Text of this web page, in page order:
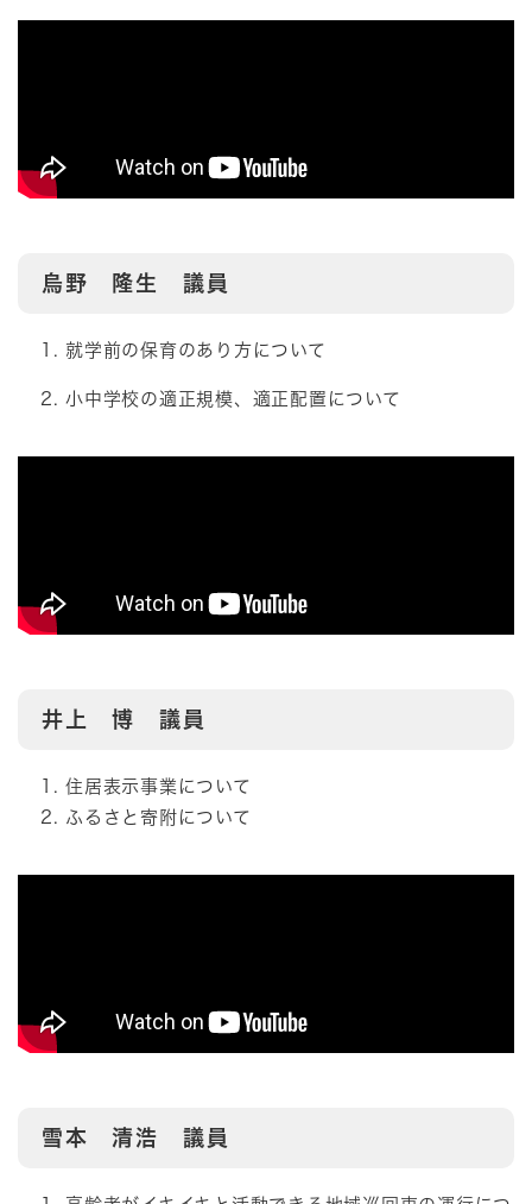
烏野 隆生 議員
就学前の保育のあり方について
小中学校の適正規模、適正配置について
井上 博 議員
住居表示事業について
ふるさと寄附について
雪本 清浩 議員